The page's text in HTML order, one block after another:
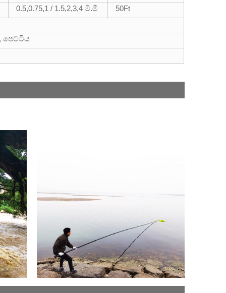
0.5,0.75,1 / 1.5,2,3,4 මි.මී
50Ft
පෙට්ටිය